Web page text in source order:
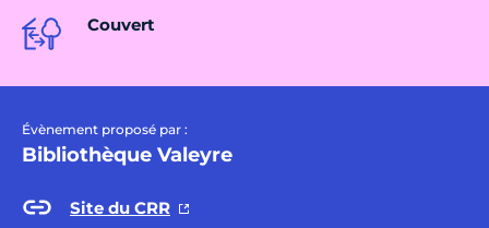
Couvert
Évènement proposé par :
Bibliothèque Valeyre
Site du CRR